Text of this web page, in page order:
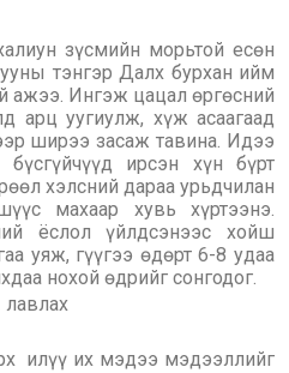
зүсмийн морьтой есөн
тэнгэр Далх бурхан ийм
ажээ. Ингэж цацал өргөсний
арц уугиулж, хүж асаагаад
ширээ засаж тавина. Идээ
бүсгүйчүүд ирсэн хүн бүрт
хэлсний дараа урьдчилан
махаар хувь хүртээнэ.
ёслол үйлдсэнээс хойш
уяж, гүүгээ өдөрт 6-8 удаа
нохой өдрийг сонгодог.
илүү их мэдээ мэдээллийг